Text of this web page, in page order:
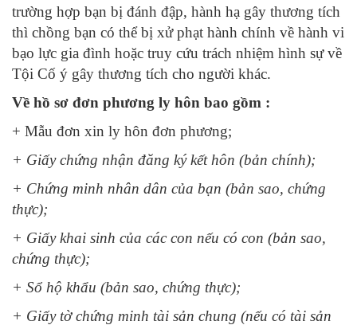
trường hợp bạn bị đánh đập, hành hạ gây thương tích
thì chồng bạn có thể bị xử phạt hành chính về hành vi
bạo lực gia đình hoặc truy cứu trách nhiệm hình sự về
Tội Cố ý gây thương tích cho người khác.
Về hồ sơ đơn phương ly hôn bao gồm :
+ Mẫu đơn xin ly hôn đơn phương;
+ Giấy chứng nhận đăng ký kết hôn (bản chính);
+ Chứng minh nhân dân của bạn (bản sao, chứng
thực);
+ Giấy khai sinh của các con nếu có con (bản sao,
chứng thực);
+ Sổ hộ khẩu (bản sao, chứng thực);
+ Giấy tờ chứng minh tài sản chung (nếu có tài sản